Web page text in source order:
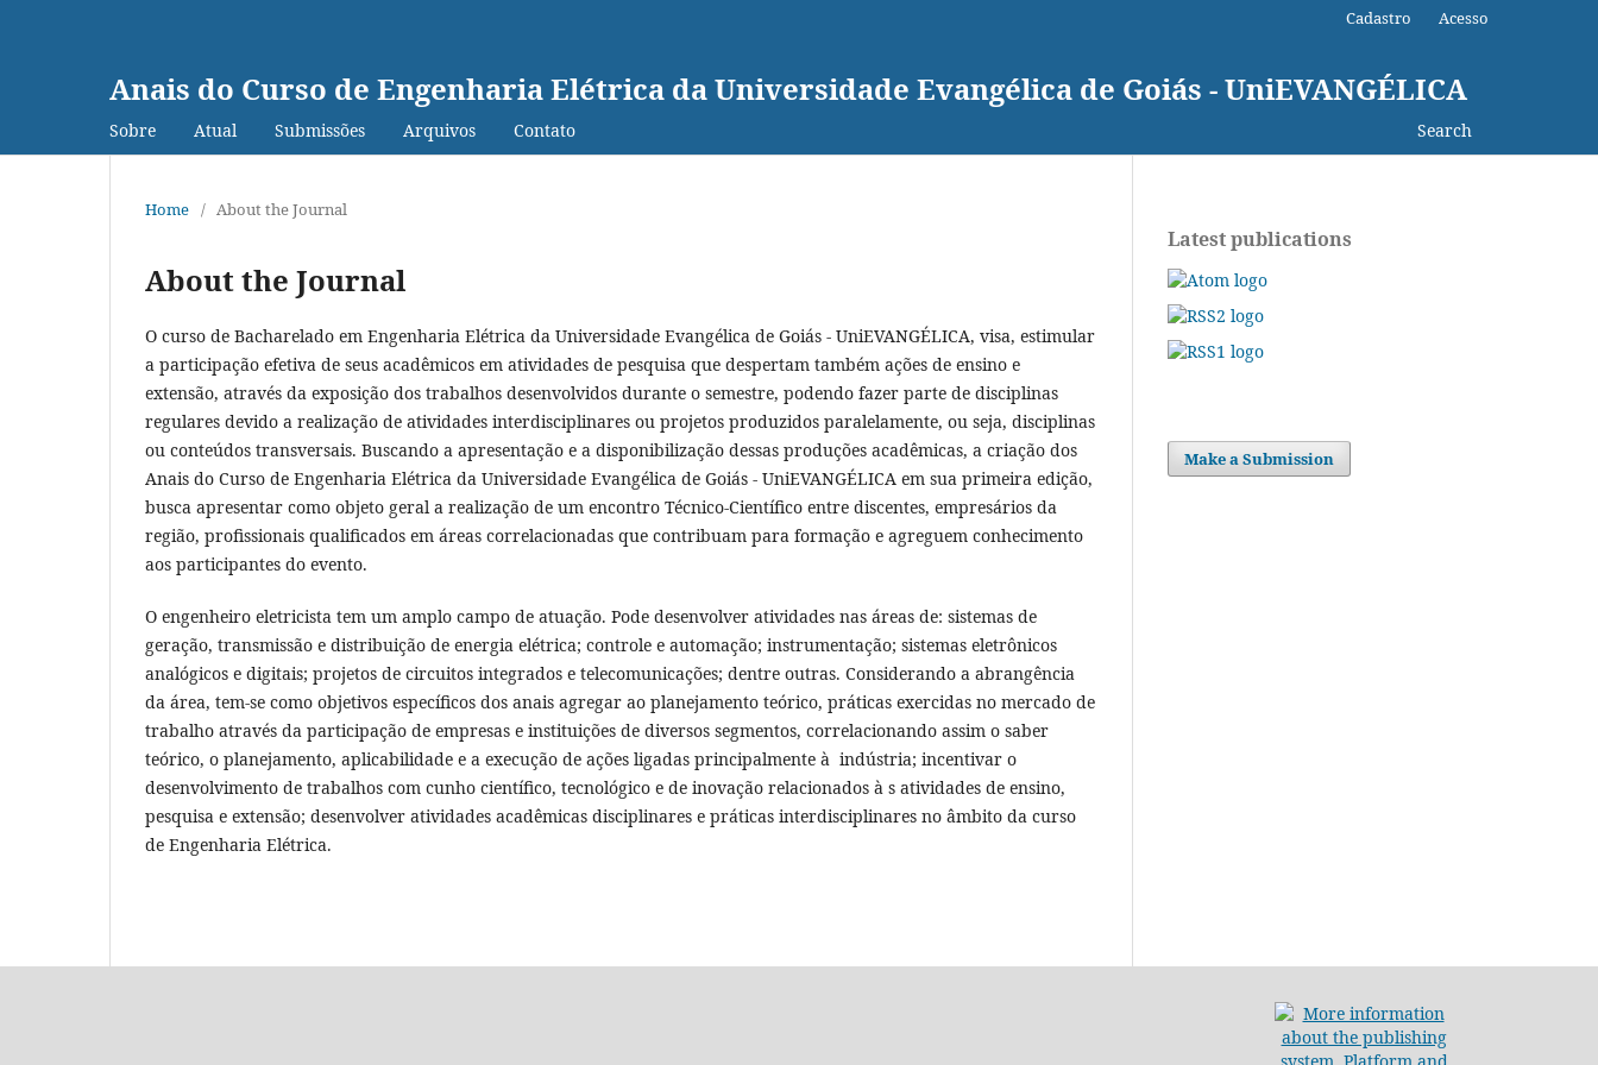
Anais do Curso de Engenharia Elétrica da Universidade Evangélica de Goiás - UniEVANGÉLICA
Sobre Atual Submissões Arquivos Contato Search
Cadastro Acesso
Home / About the Journal
About the Journal
O curso de Bacharelado em Engenharia Elétrica da Universidade Evangélica de Goiás - UniEVANGÉLICA, visa, estimular
a participação efetiva de seus acadêmicos em atividades de pesquisa que despertam também ações de ensino e
extensão, através da exposição dos trabalhos desenvolvidos durante o semestre, podendo fazer parte de disciplinas
regulares devido a realização de atividades interdisciplinares ou projetos produzidos paralelamente, ou seja, disciplinas
ou conteúdos transversais. Buscando a apresentação e a disponibilização dessas produções acadêmicas, a criação dos
Anais do Curso de Engenharia Elétrica da Universidade Evangélica de Goiás - UniEVANGÉLICA em sua primeira edição,
busca apresentar como objeto geral a realização de um encontro Técnico-Científico entre discentes, empresários da
região, profissionais qualificados em áreas correlacionadas que contribuam para formação e agreguem conhecimento
aos participantes do evento.
O engenheiro eletricista tem um amplo campo de atuação. Pode desenvolver atividades nas áreas de: sistemas de
geração, transmissão e distribuição de energia elétrica; controle e automação; instrumentação; sistemas eletrônicos
analógicos e digitais; projetos de circuitos integrados e telecomunicações; dentre outras. Considerando a abrangência
da área, tem-se como objetivos específicos dos anais agregar ao planejamento teórico, práticas exercidas no mercado de
trabalho através da participação de empresas e instituições de diversos segmentos, correlacionando assim o saber
teórico, o planejamento, aplicabilidade e a execução de ações ligadas principalmente à indústria; incentivar o
desenvolvimento de trabalhos com cunho científico, tecnológico e de inovação relacionados à s atividades de ensino,
pesquisa e extensão; desenvolver atividades acadêmicas disciplinares e práticas interdisciplinares no âmbito da curso
de Engenharia Elétrica.
Latest publications
Make a Submission